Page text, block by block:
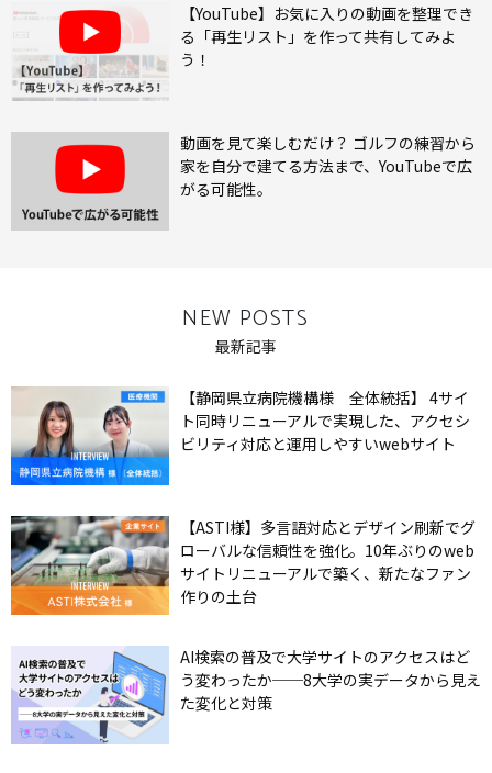
【YouTube】お気に入りの動画を整理でき
る「再生リスト」を作って共有してみよ
う！
動画を見て楽しむだけ？ ゴルフの練習から
家を自分で建てる方法まで、YouTubeで広
がる可能性。
NEW POSTS
最新記事
【静岡県立病院機構様 全体統括】 4サイ
ト同時リニューアルで実現した、アクセシ
ビリティ対応と運用しやすいwebサイト
【ASTI様】多言語対応とデザイン刷新でグ
ローバルな信頼性を強化。10年ぶりのweb
サイトリニューアルで築く、新たなファン
作りの土台
AI検索の普及で大学サイトのアクセスはど
う変わったか──8大学の実データから見え
た変化と対策